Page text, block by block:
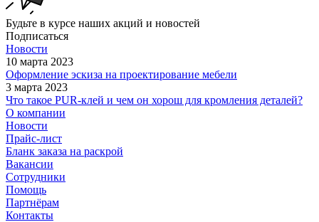
Будьте в курсе наших акций и новостей
Подписаться
Новости
10 марта 2023
Оформление эскиза на проектирование мебели
3 марта 2023
Что такое PUR-клей и чем он хорош для кромления деталей?
О компании
Новости
Прайс-лист
Бланк заказа на раскрой
Вакансии
Сотрудники
Помощь
Партнёрам
Контакты